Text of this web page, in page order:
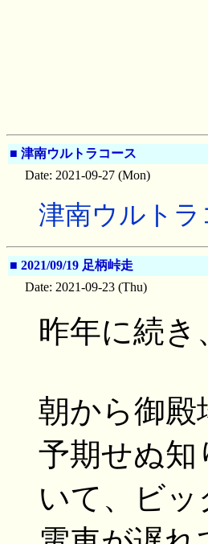
■ 津南ウルトラコース
Date: 2021-09-27 (Mon)
津南ウルトラ
■ 2021/09/19 足柄峠走
Date: 2021-09-23 (Thu)
昨年に続き
朝から御殿
予期せぬ知
いて、ビッ